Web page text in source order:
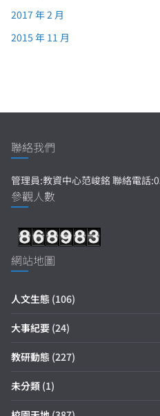
2017 年 2 月
2015 年 11 月
聯絡我們
管理員:教資中心范峻銘 聯絡電話
參觀人數
網站地圖
人文生態 (106)
大事紀要 (24)
教研動態 (227)
未分類 (1)